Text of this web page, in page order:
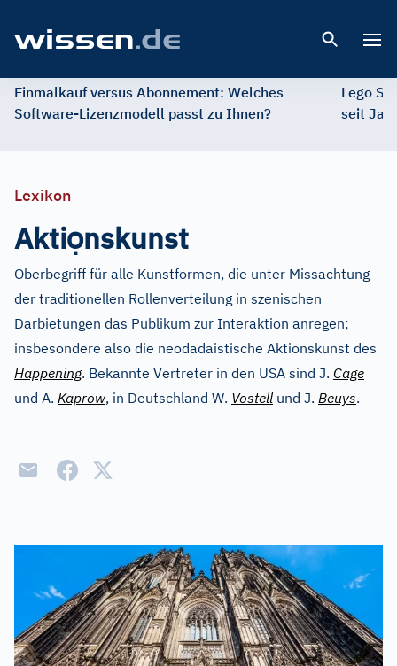
Einmalkauf versus Abonnement: Welches
Software-Lizenzmodell passt zu Ihnen?
Lego
seit
Lexikon
Aktiọnskunst
Oberbegriff für alle Kunstformen, die unter Missachtung
der traditionellen Rollenverteilung in szenischen
Darbietungen das Publikum zur Interaktion anregen;
insbesondere also die neodadaistische Aktionskunst des
Happening. Bekannte Vertreter in den USA sind J. Cage
und A. Kaprow, in Deutschland W. Vostell und J. Beuys.